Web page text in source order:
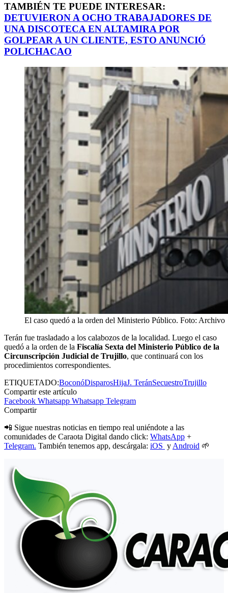
TAMBIÉN TE PUEDE INTERESAR:
DETUVIERON A OCHO TRABAJADORES DE
UNA DISCOTECA EN ALTAMIRA POR
GOLPEAR A UN CLIENTE, ESTO ANUNCIÓ
POLICHACAO
El caso quedó a la orden del Ministerio Público. Foto: Archivo
Terán fue trasladado a los calabozos de la localidad. Luego el caso
quedó a la orden de la Fiscalía Sexta del Ministerio Público de la
Circunscripción Judicial de Trujillo, que continuará con los
procedimientos correspondientes.
ETIQUETADO:BoconóDisparosHijaJ. TeránSecuestroTrujillo
Compartir este artículo
Facebook Whatsapp Whatsapp Telegram
Compartir
📲 Sigue nuestras noticias en tiempo real uniéndote a las
comunidades de Caraota Digital dando click: WhatsApp +
Telegram. También tenemos app, descárgala: iOS y Android 🌱